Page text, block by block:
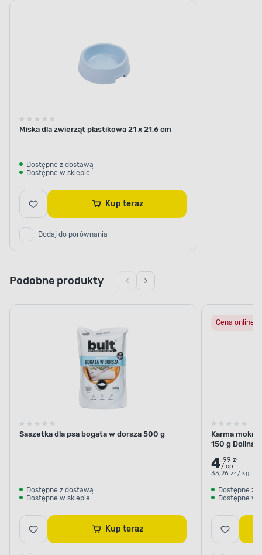
Miska dla zwierząt plastikowa 21 x 21,6 cm
Dostępne z dostawą
Dostępne w sklepie
Kup teraz
Dodaj do porównania
Podobne produkty
Saszetka dla psa bogata w dorsza 500 g
Dostępne z dostawą
Dostępne w sklepie
Kup teraz
Cena online
Karma mokra
150 g Dolina
4.99 zł
/ op.
33,26 zł / kg
Dostępne z
Dostępne w